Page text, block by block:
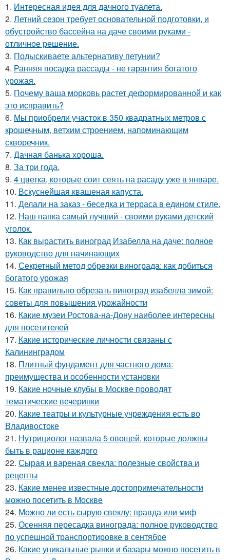
1. Интересная идея для дачного туалета.
2. Летний сезон требует основательной подготовки, и
обустройство бассейна на даче своими руками -
отличное решение.
3. Подыскиваете альтернативу петунии?
4. Ранняя посадка рассады - не гарантия богатого
урожая.
5. Почему ваша морковь растет деформированной и как
это исправить?
6. Мы приобрели участок в 350 квадратных метров с
крошечным, ветхим строением, напоминающим
скворечник.
7. Дачная банька хороша.
8. За три года.
9. 4 цветка, которые соит сеять на расаду уже в январе.
10. Вскуснейшая квашеная капуста.
11. Делали на заказ - беседка и терраса в едином стиле.
12. Наш папка самый лучший - своими руками детский
уголок.
13. Как вырастить виноград Изабелла на даче: полное
руководство для начинающих
14. Секретный метод обрезки винограда: как добиться
богатого урожая
15. Как правильно обрезать виноград изабелла зимой:
советы для повышения урожайности
16. Какие музеи Ростова-на-Дону наиболее интересны
для посетителей
17. Какие исторические личности связаны с
Калининградом
18. Плитный фундамент для частного дома:
преимущества и особенности установки
19. Какие ночные клубы в Москве проводят
тематические вечеринки
20. Какие театры и культурные учреждения есть во
Владивостоке
21. Нутрициолог назвала 5 овощей, которые должны
быть в рационе каждого
22. Сырая и вареная свекла: полезные свойства и
рецепты
23. Какие менее известные достопримечательности
можно посетить в Москве
24. Можно ли есть сырую свеклу: правда или миф
25. Осенняя пересадка винограда: полное руководство
по успешной транспортировке в сентябре
26. Какие уникальные рынки и базары можно посетить в